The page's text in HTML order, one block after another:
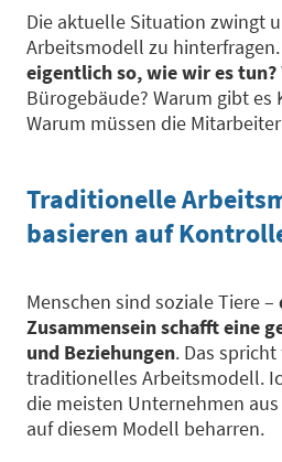
Die aktuelle Situation zwingt
Arbeitsmodell zu hinterfragen.
eigentlich so, wie wir es tun?
Bürogebäude? Warum gibt es
Warum müssen die
Traditionelle
basieren auf
Menschen sind soziale Tiere –
Zusammensein schafft eine
und Beziehungen. Das
traditionelles Arbeitsmodell.
die meisten Unternehmen
auf diesem Modell beharren.